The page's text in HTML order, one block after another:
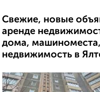
Свежие, новые
аренде
дома,
недвижимость в